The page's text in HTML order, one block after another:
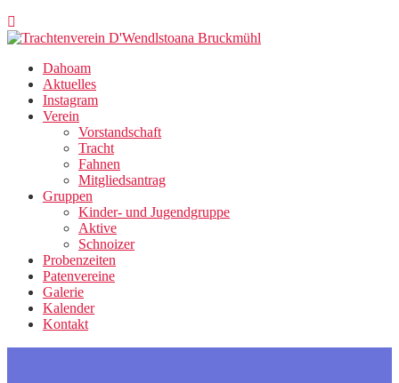
Dahoam
Aktuelles
Instagram
Verein
Vorstandschaft
Tracht
Fahnen
Mitgliedsantrag
Gruppen
Kinder- und Jugendgruppe
Aktive
Schnoizer
Probenzeiten
Patenvereine
Galerie
Kalender
Kontakt